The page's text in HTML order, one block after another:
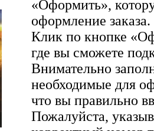
«Оформить»,
оформление заказа.
Клик по кнопке
где вы сможете
Внимательно
необходимые для
что вы правильно
Пожалуйста,